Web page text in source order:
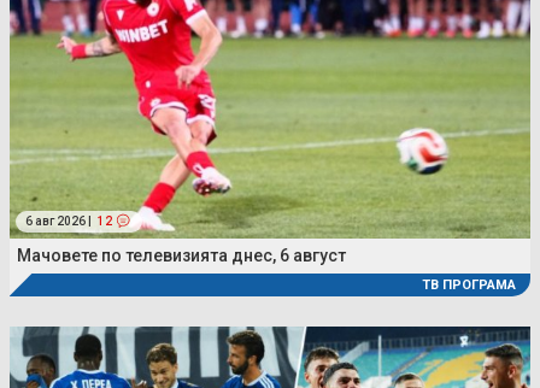
6 авг 2026 | 12
Мачовете по телевизията днес, 6 август
ТВ ПРОГРАМА